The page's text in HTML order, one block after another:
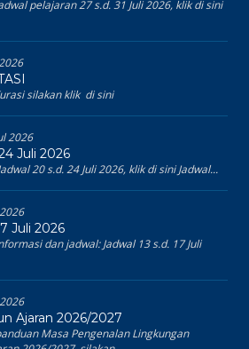
pelajaran 27 s.d. 31 Juli 2026, klik di sini
silakan klik di sini
2026
Juli 2026
20 s.d. 24 Juli 2026, klik di sini Jadwal...
Juli 2026
dan jadwal: Jadwal 13 s.d. 17 Juli
Ajaran 2026/2027
Masa Pengenalan Lingkungan